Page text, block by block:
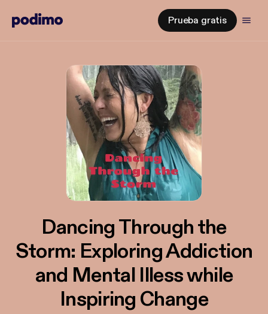
Prueba gratis
Dancing Through the
Storm: Exploring Addiction
and Mental Illess while
Inspiring Change